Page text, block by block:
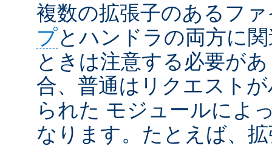
複数の拡張子のあるフ
プとハンドラの両方に
ときは注意する必要が
合、普通はリクエスト
られた モジュールによ
なります。たとえば、